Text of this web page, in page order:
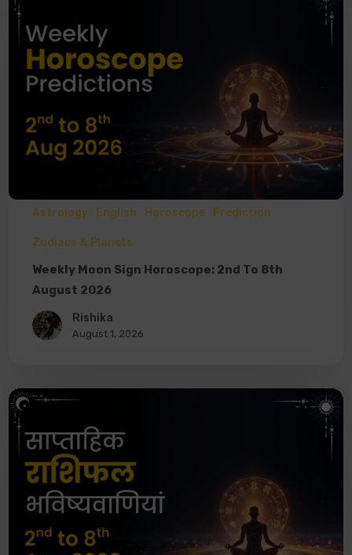
Astrology English Horoscope Prediction
Zodiacs & Planets
Weekly Moon Sign Horoscope: 2nd To 8th
August 2026
Rishika
August 1, 2026